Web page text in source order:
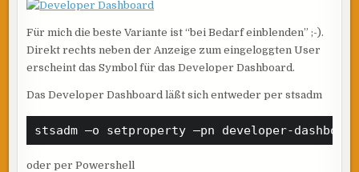
Für mich die beste Variante ist “bei Bedarf einblenden” ;-).
Direkt rechts neben der Anzeige zum eingeloggten User
erscheint das Symbol für das Developer Dashboard.
Das Developer Dashboard läßt sich entweder per stsadm
stsadm –o setproperty –pn developer-
oder per Powershell